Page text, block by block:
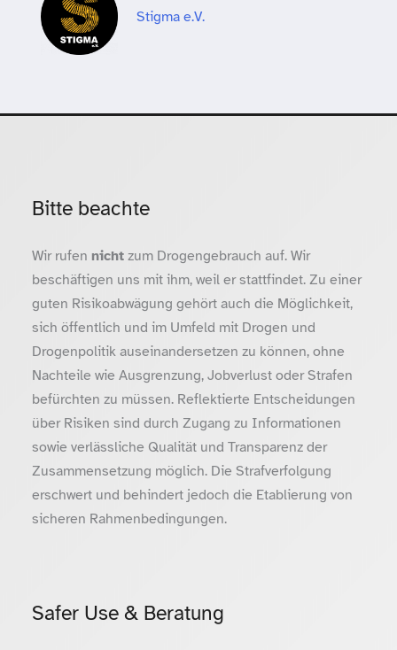
Stigma e.V.
Bitte beachte
Wir rufen nichtzum Drogengebrauch auf. Wir
beschäftigen uns mit ihm, weil er stattfindet. Zu einer
guten Risikoabwägung gehört auch die Möglichkeit,
sich öffentlich und im Umfeld mit Drogen und
Drogenpolitik auseinandersetzen zu können, ohne
Nachteile wie Ausgrenzung, Jobverlust oder Strafen
befürchten zu müssen. Reflektierte Entscheidungen
über Risiken sind durch Zugang zu Informationen
sowie verlässliche Qualität und Transparenz der
Zusammensetzung möglich. Die Strafverfolgung
erschwert und behindert jedoch die Etablierung von
sicheren Rahmenbedingungen.
Safer Use & Beratung